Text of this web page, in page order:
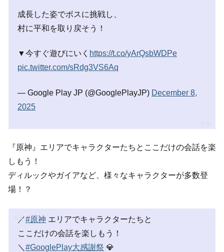
成長した姿でボスに挑戦し、
村に平和を取り戻そう！
▼今すぐ遊びにいく https://t.co/yArQsbWDPe
pic.twitter.com/sRdg3VS6Aq
— Google Play JP (@GooglePlayJP) December 8,
2025
『原神』エリアでキャラクターたちとここだけの会話を楽
しもう！
ディルックやガイアなど、様々なキャラクターが多数登
場！？
／#原神 エリアでキャラクターたちと
ここだけの会話を楽しもう！
＼ #GooglePlay大感謝祭 💎